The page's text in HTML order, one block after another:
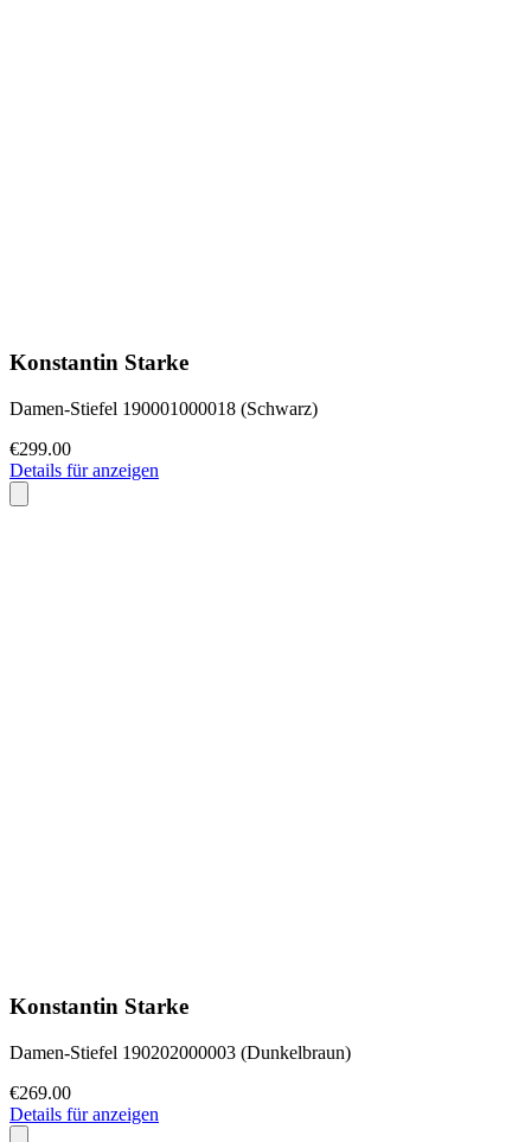
Konstantin Starke
Damen-Stiefel 190001000018 (Schwarz)
€299.00
Details für anzeigen
Konstantin Starke
Damen-Stiefel 190202000003 (Dunkelbraun)
€269.00
Details für anzeigen